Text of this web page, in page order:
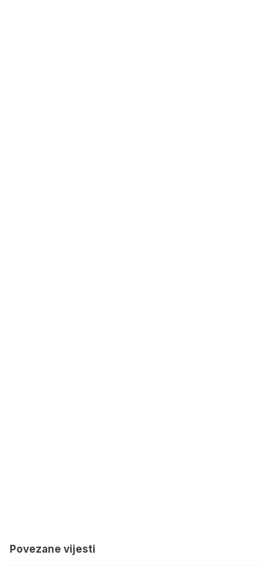
Povezane vijesti